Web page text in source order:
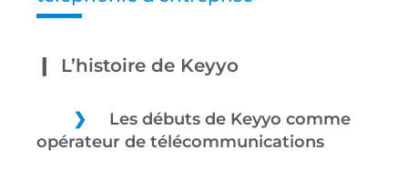
L’histoire de Keyyo
Les débuts de Keyyo comme
opérateur de télécommunications